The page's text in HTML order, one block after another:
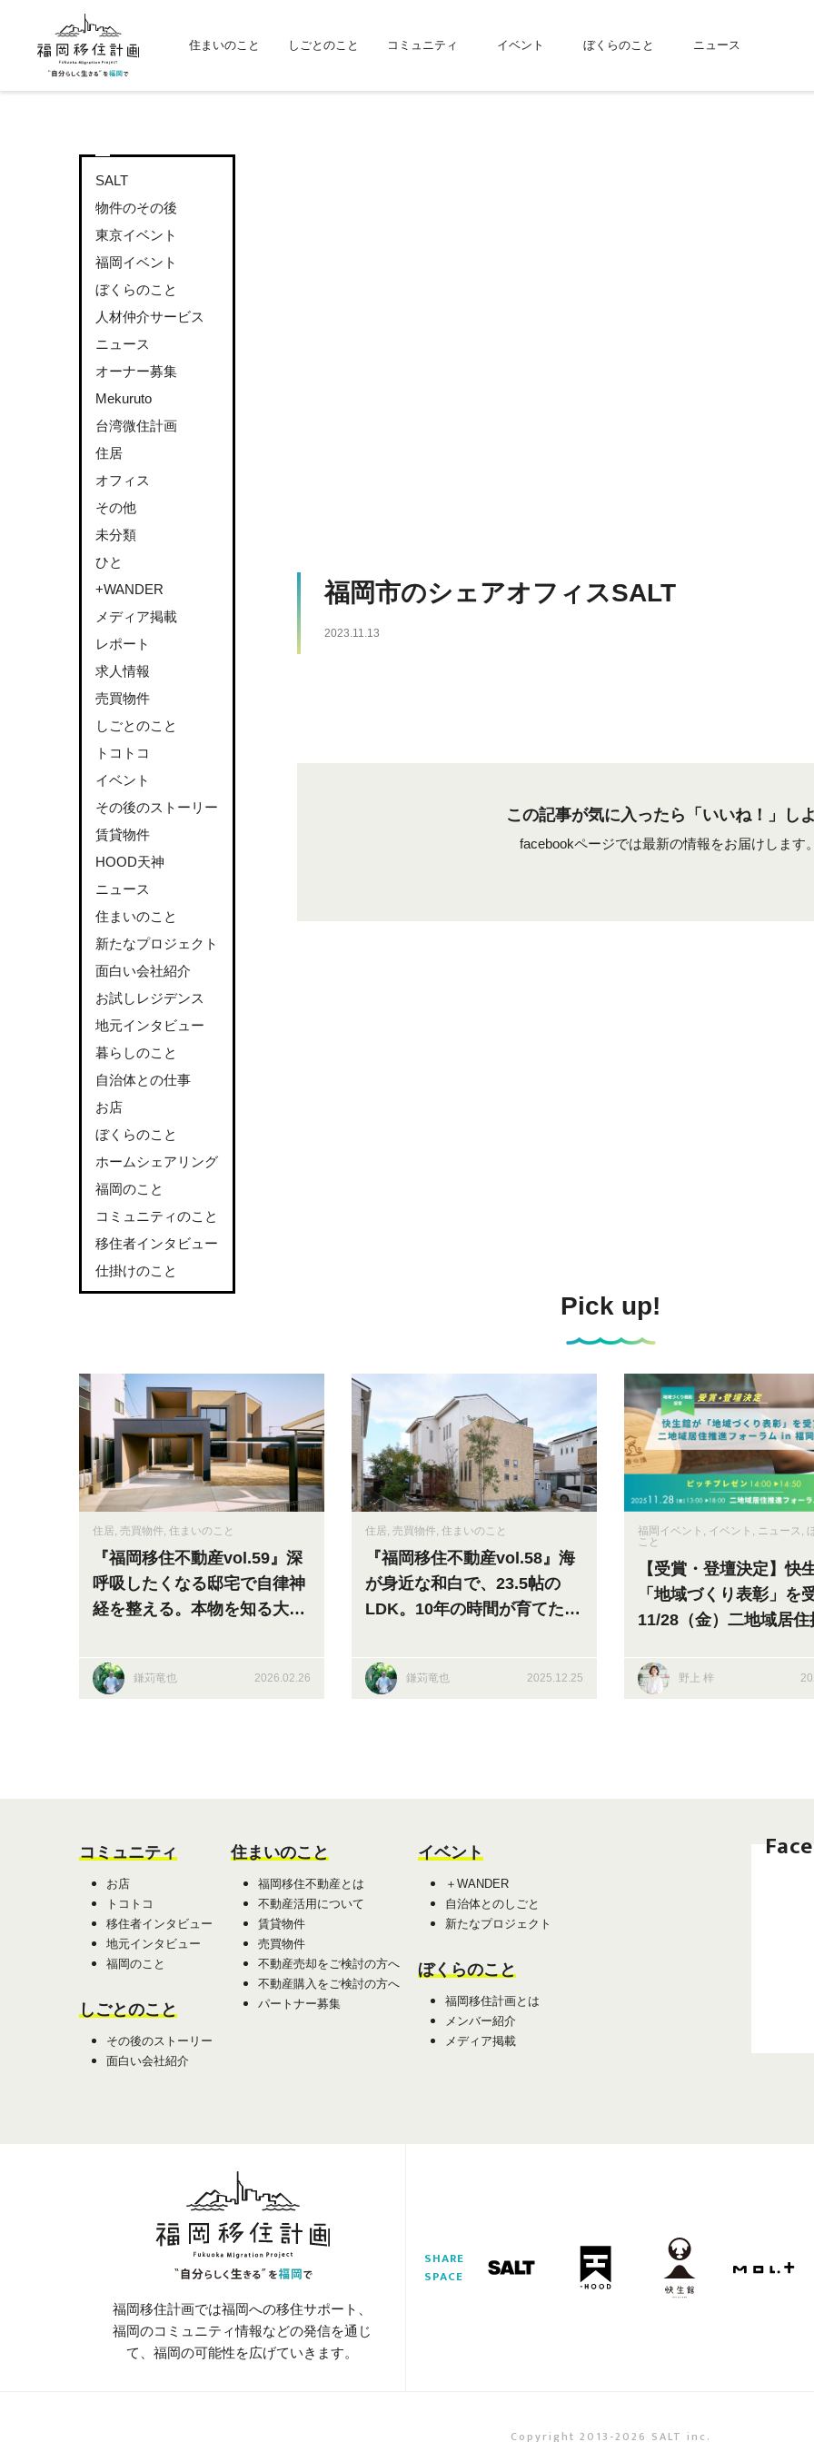
住まいのこと しごとのこと コミュニティ イベント ぼくらのこと ニュース
SALT
物件のその後
東京イベント
福岡イベント
ぼくらのこと
人材仲介サービス
ニュース
オーナー募集
Mekuruto
台湾微住計画
住居
オフィス
その他
未分類
ひと
+WANDER
メディア掲載
レポート
求人情報
売買物件
しごとのこと
トコトコ
イベント
その後のストーリー
賃貸物件
HOOD天神
ニュース
住まいのこと
新たなプロジェクト
面白い会社紹介
お試しレジデンス
地元インタビュー
暮らしのこと
自治体との仕事
お店
ぼくらのこと
ホームシェアリング
福岡のこと
コミュニティのこと
移住者インタビュー
仕掛けのこと
福岡市のシェアオフィスSALT
2023.11.13
この記事が気に入ったら「いいね！」し
facebookページでは最新の情報をお届けします
Pick up!
住居, 売買物件, 住まいのこと
『福岡移住不動産vol.59』深
呼吸したくなる邸宅で自律神
経を整える。本物を知る大人
ト（福岡市城南区梅林）
鎌苅竜也 2026.02.26
住居, 売買物件, 住まいのこと
『福岡移住不動産vol.58』海
が身近な和白で、23.5帖の
LDK。10年の時間が育てたち
区和白6）
鎌苅竜也 2025.12.25
福岡イベント , イベント , ニュース ,
こと
【受賞・登壇決定】快
「地域づくり表彰」を
11/28（金）二地域居住
民連携モデルによる「
職・住」ソリューショ
野上 梓
コミュニティ
お店
トコトコ
移住者インタビュー
地元インタビュー
福岡のこと
しごとのこと
その後のストーリー
面白い会社紹介
住まいのこと
福岡移住不動産とは
不動産活用について
賃貸物件
売買物件
不動産売却をご検討の方へ
不動産購入をご検討の方へ
パートナー募集
イベント
＋WANDER
自治体とのしごと
新たなプロジェクト
ぼくらのこと
福岡移住計画とは
メンバー紹介
メディア掲載
福岡移住計画では福岡への移住サポート、
福岡のコミュニティ情報などの発信を通じ
て、 福岡の可能性を広げていきます。
SHARE
SPACE
Copyright 2013-2026 SALT inc.